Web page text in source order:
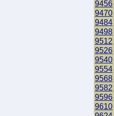
9456
9470
9484
9498
9512
9526
9540
9554
9568
9582
9596
9610